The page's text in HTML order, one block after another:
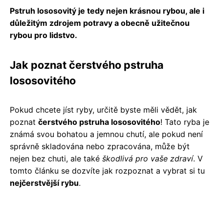
Pstruh lososovitý je tedy nejen krásnou rybou, ale i
důležitým zdrojem potravy a obecně užitečnou
rybou pro lidstvo.
Jak poznat čerstvého pstruha
lososovitého
Pokud chcete jíst ryby, určitě byste měli vědět, jak
poznat čerstvého pstruha lososovitého! Tato ryba je
známá svou bohatou a jemnou chutí, ale pokud není
správně skladována nebo zpracována, může být
nejen bez chuti, ale také škodlivá pro vaše zdraví. V
tomto článku se dozvíte jak rozpoznat a vybrat si tu
nejčerstvější rybu.